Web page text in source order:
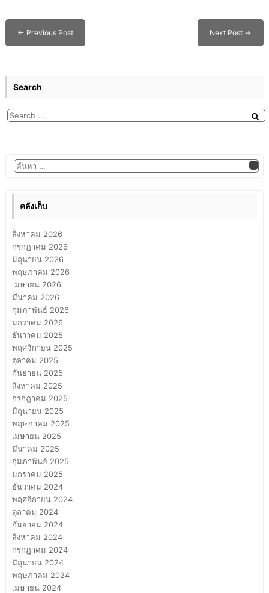
← Previous Post Next Post →
Search
คลังเก็บ
สิงหาคม 2026
กรกฎาคม 2026
มิถุนายน 2026
พฤษภาคม 2026
เมษายน 2026
มีนาคม 2026
กุมภาพันธ์ 2026
มกราคม 2026
ธันวาคม 2025
พฤศจิกายน 2025
ตุลาคม 2025
กันยายน 2025
สิงหาคม 2025
กรกฎาคม 2025
มิถุนายน 2025
พฤษภาคม 2025
เมษายน 2025
มีนาคม 2025
กุมภาพันธ์ 2025
มกราคม 2025
ธันวาคม 2024
พฤศจิกายน 2024
ตุลาคม 2024
กันยายน 2024
สิงหาคม 2024
กรกฎาคม 2024
มิถุนายน 2024
พฤษภาคม 2024
เมษายน 2024